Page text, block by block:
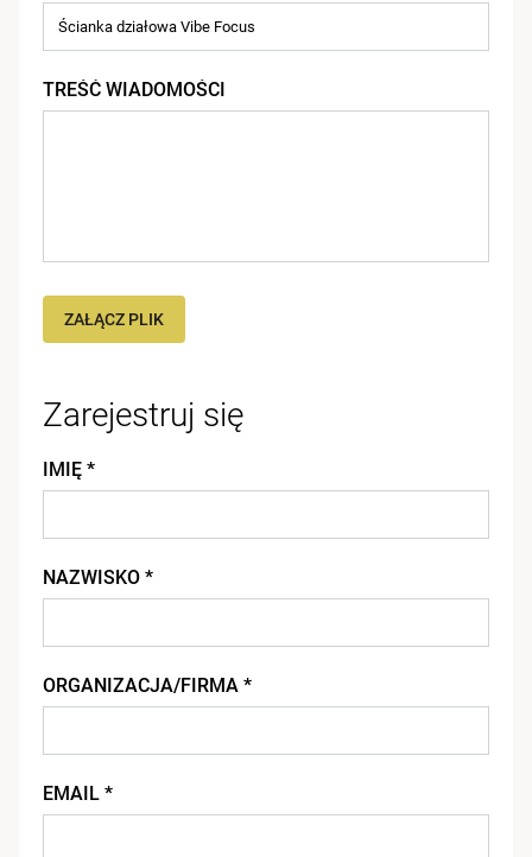
TREŚĆ WIADOMOŚCI
ZAŁĄCZ PLIK
Zarejestruj się
IMIĘ *
NAZWISKO *
ORGANIZACJA/FIRMA *
EMAIL *